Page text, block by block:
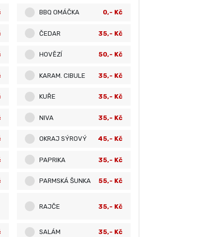
BBQ OMÁČKA 0,- Kč
ČEDAR 35,- Kč
HOVĚZÍ 50,- Kč
KARAM. CIBULE 35,- Kč
KUŘE 35,- Kč
NIVA 35,- Kč
OKRAJ SÝROVÝ 45,- Kč
PAPRIKA 35,- Kč
PARMSKÁ ŠUNKA 55,- Kč
RAJČE 35,- Kč
SALÁM 35,- Kč